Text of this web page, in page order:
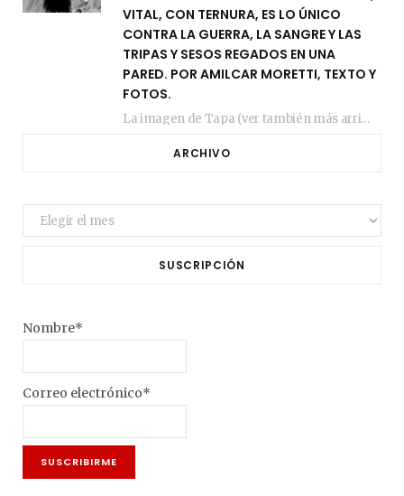
VITAL, CON TERNURA, ES LO ÚNICO
CONTRA LA GUERRA, LA SANGRE Y LAS
TRIPAS Y SESOS REGADOS EN UNA
PARED. POR AMILCAR MORETTI, TEXTO Y
FOTOS.
La imagen de Tapa (ver también más arriba) fue compuesta en estos días de febrero…
ARCHIVO
Archivo
SUSCRIPCIÓN
Nombre*
Correo electrónico*